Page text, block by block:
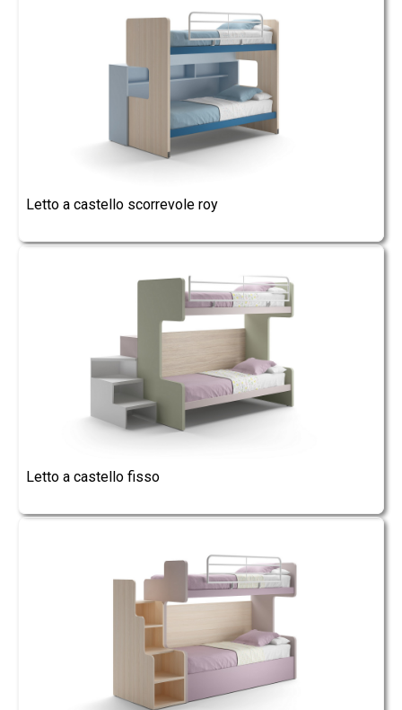
Letto a castello scorrevole roy
Letto a castello fisso